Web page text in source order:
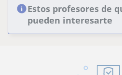
Estos profesores de
pueden interesarte